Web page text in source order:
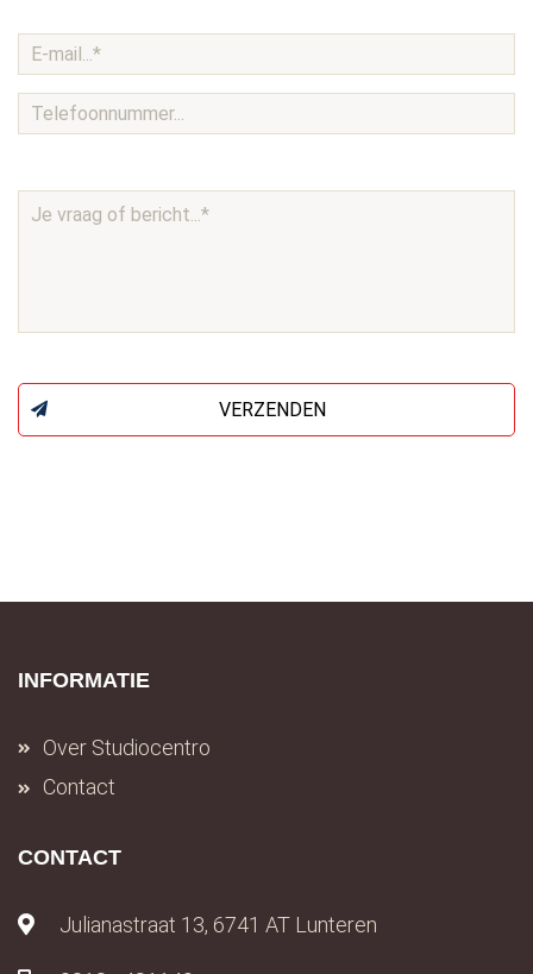
VERZENDEN
INFORMATIE
Over Studiocentro
Contact
CONTACT
Julianastraat 13, 6741 AT Lunteren